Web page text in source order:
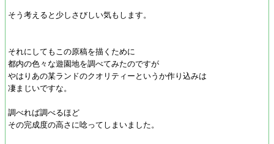
そう考えると少しさびしい気もします。
それにしてもこの原稿を描くために
都内の色々な遊園地を調べてみたのですが
やはりあの某ランドのクオリティーというか作り込みは
凄まじいですな。
調べれば調べるほど
その完成度の高さに唸ってしまいました。